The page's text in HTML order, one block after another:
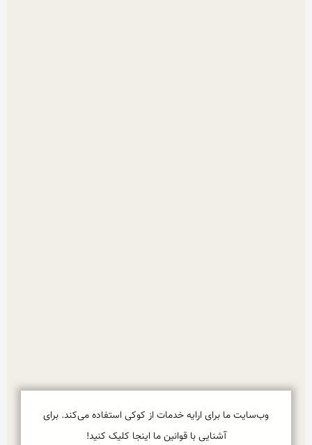
وب‌سایت ما برای ارایه خدمات از کوکی استفاده می‌کند. برای
آشنایی با قوانین ما اینجا کلیک کنید!